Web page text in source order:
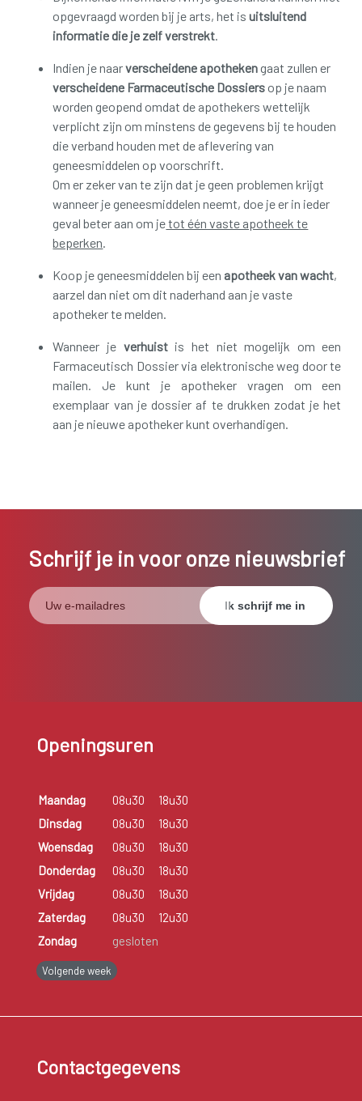
opgevraagd worden bij je arts, het isuitsluitend
informatie die je zelf verstrekt
Indien je naarverscheidene apothekengaat zullen er
verscheidene Farmaceutische Dossiers op je naam
worden geopend omdat de apothekers wettelijk
verplicht zijn om minstens de gegevens bij te houden
die verband houden met de aflevering van
geneesmiddelen op voorschrift.
Om er zeker van te zijn dat je geen problemen krijgt
wanneer je geneesmiddelen neemt, doe je er in ieder
geval beter aan om jetot één vaste apotheek te
beperken
Koop je geneesmiddelen bij een apotheek van wacht,
aarzel dan niet om dit naderhand aan je vaste
apotheker te melden.
Wanneer je verhuist is het niet mogelijk om een
Farmaceutisch Dossier via elektronische weg door te
mailen. Je kunt je apotheker vragen om een
exemplaar van je dossier af te drukken zodat je het
aan je nieuwe apotheker kunt overhandigen.
Schrijf je in voor onze nieuwsbrief
Openingsuren
Maandag 08u30
18u30
Dinsdag
08u30
18u30
Woensdag
08u30
18u30
Donderdag
08u30
18u30
Vrijdag
08u30
18u30
Zaterdag
08u30
12u30
Zondag
gesloten
Volgende week
Contactgegevens